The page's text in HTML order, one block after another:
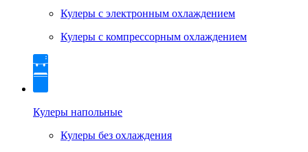
Кулеры с электронным охлаждением
Кулеры с компрессорным охлаждением
Кулеры напольные
Кулеры без охлаждения